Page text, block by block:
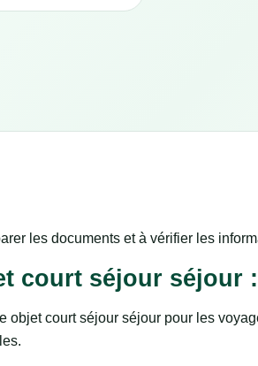
les documents et à vérifier les
court séjour séjour
objet court séjour séjour pour les